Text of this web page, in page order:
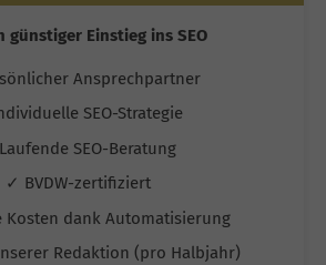
günstiger Einstieg ins SEO
Ansprechpartner
SEO-Strategie
SEO-Beratung
✓ BVDW-zertifiziert
Kosten dank Automatisierung
Redaktion (pro Halbjahr)